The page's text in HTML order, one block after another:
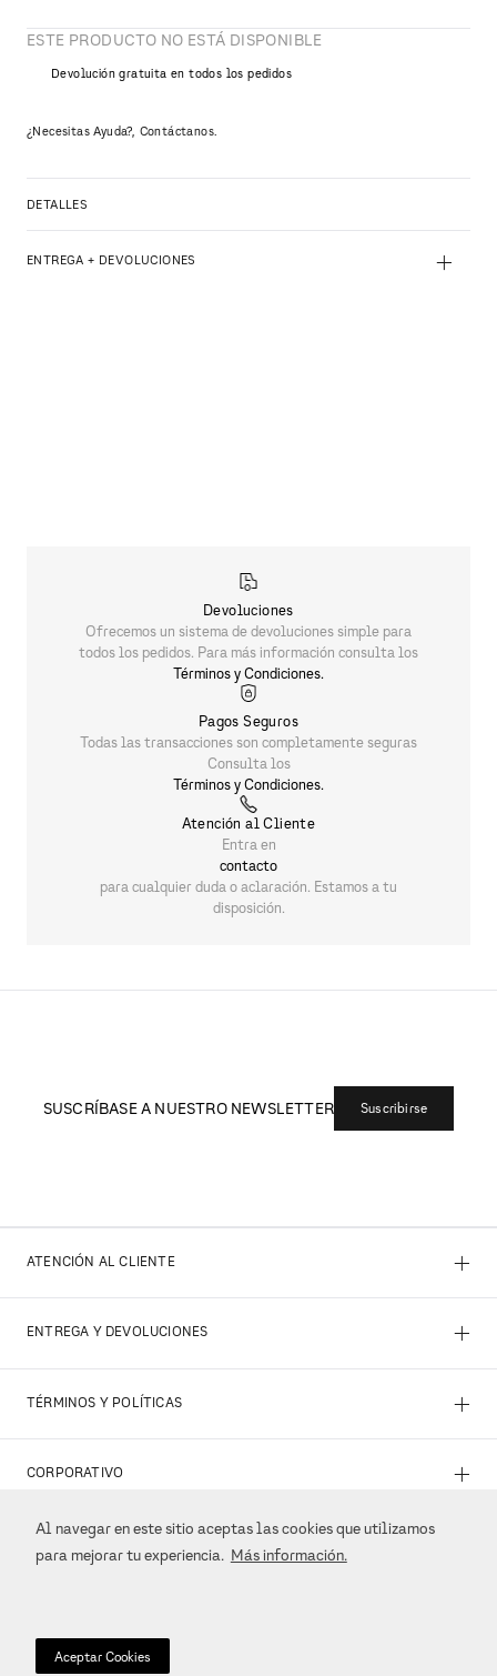
Al navegar en este sitio aceptas las cookies que utilizamos
para mejorar tu experiencia. Más información.
Aceptar Cookies
SUSCRÍBASE A NUESTRO NEWSLETTER Suscribirse
ATENCIÓN AL CLIENTE +
ENTREGA Y DEVOLUCIONES +
TÉRMINOS Y POLÍTICAS +
CORPORATIVO +
REDES SOCIALES